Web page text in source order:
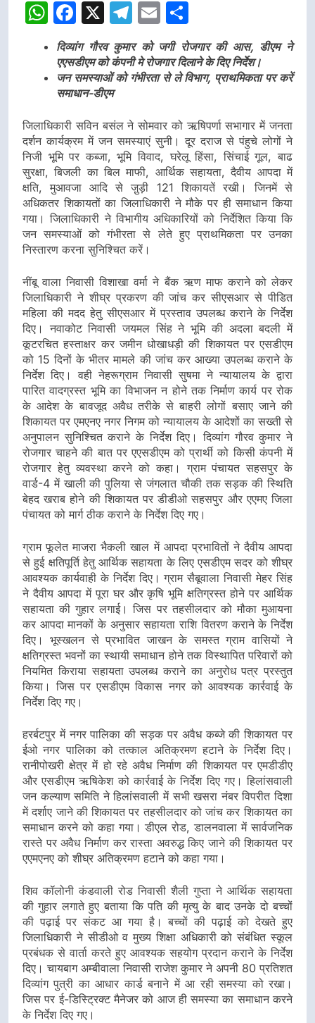
WhatsApp
Facebook
X Telegram
Email
दिव्यांग गौरव कुमार को जगी रोजगार की आस, डीएम ने
एएसडीएम को कंपनी मे रोजगार दिलाने के दिए निर्देश।
जन समस्याओं को गंभीरता से ले विभाग, प्राथमिकता पर करें
समाधान-डीएम
जिलाधिकारी सविन बसंल ने सोमवार को ऋषिपर्णा सभागार में जनता
दर्शन कार्यक्रम में जन समस्याएं सुनी। दूर दराज से पंहुचे लोगों ने
निजी भूमि पर कब्जा, भूमि विवाद, घरेलू हिंसा, सिंचाई गूल, बाढ
सुरक्षा, बिजली का बिल माफी, आर्थिक सहायता, दैवीय आपदा में
क्षति, मुआवजा आदि से जु़ड़ी 121 शिकायतें रखी। जिनमें से
अधिकतर शिकायतों का जिलाधिकारी ने मौके पर ही समाधान किया
गया। जिलाधिकारी ने विभागीय अधिकारियों को निर्देशित किया कि
जन समस्याओं को गंभीरता से लेते हुए प्राथमिकता पर उनका
निस्तारण करना सुनिश्चित करें।
नींबू वाला निवासी विशाखा वर्मा ने बैंक ऋण माफ कराने को लेकर
जिलाधिकारी ने शीघ्र प्रकरण की जांच कर सीएसआर से पीडित
महिला की मदद हेतु सीएसआर में प्रस्ताव उपलब्ध कराने के निर्देश
दिए। नवाकोट निवासी जयमल सिंह ने भूमि की अदला बदली में
कूटरचित हस्ताक्षर कर जमीन धोखाधड़ी की शिकायत पर एसडीएम
को 15 दिनों के भीतर मामले की जांच कर आख्या उपलब्ध कराने के
निर्देश दिए। वही नेहरूग्राम निवासी सुषमा ने न्यायालय के द्वारा
पारित वादग्रस्त भूमि का विभाजन न होने तक निर्माण कार्य पर रोक
के आदेश के बावजूद अवैध तरीके से बाहरी लोगों बसाए जाने की
शिकायत पर एमएनए नगर निगम को न्यायालय के आदेशों का सख्ती से
अनुपालन सुनिश्चित कराने के निर्देश दिए। दिव्यांग गौरव कुमार ने
रोजगार चाहने की बात पर एएसडीएम को प्रार्थी को किसी कंपनी में
रोजगार हेतु व्यवस्था करने को कहा। ग्राम पंचायत सहसपुर के
वार्ड-4 में खाली की पुलिया से जंगलात चौकी तक सड़क की स्थिति
बेहद खराब होने की शिकायत पर डीडीओ सहसपुर और एएमए जिला
पंचायत को मार्ग ठीक कराने के निर्देश दिए गए।
ग्राम फूलेत माजरा भैकली खाल में आपदा प्रभावितों ने दैवीय आपदा
से हुई क्षतिपूर्ति हेतु आर्थिक सहायता के लिए एसडीएम सदर को शीघ्र
आवश्यक कार्यवाही के निर्देश दिए। ग्राम सैबूवाला निवासी मेहर सिंह
ने दैवीय आपदा में पूरा घर और कृषि भूमि क्षतिग्रस्त होने पर आर्थिक
सहायता की गुहार लगाई। जिस पर तहसीलदार को मौका मुआयना
कर आपदा मानकों के अनुसार सहायता राशि वितरण कराने के निर्देश
दिए। भूस्खलन से प्रभावित जाखन के समस्त ग्राम वासियों ने
क्षतिग्रस्त भवनों का स्थायी समाधान होने तक विस्थापित परिवारों को
नियमित किराया सहायता उपलब्ध कराने का अनुरोध पत्र प्रस्तुत
किया। जिस पर एसडीएम विकास नगर को आवश्यक कार्रवाई के
निर्देश दिए गए।
हरर्बटपुर में नगर पालिका की सड़क पर अवैध कब्जे की शिकायत पर
ईओ नगर पालिका को तत्काल अतिक्रमण हटाने के निर्देश दिए।
रानीपोखरी क्षेत्र में हो रहे अवैध निर्माण की शिकायत पर एमडीडीए
और एसडीएम ऋषिकेश को कार्रवाई के निर्देश दिए गए। हिलांसवाली
जन कल्याण समिति ने हिलांसवाली में सभी खसरा नंबर विपरीत दिशा
में दर्शाए जाने की शिकायत पर तहसीलदार को जांच कर शिकायत का
समाधान करने को कहा गया। डीएल रोड, डालनवाला में सार्वजनिक
रास्ते पर अवैध निर्माण कर रास्ता अवरुद्ध किए जाने की शिकायत पर
एएमएनए को शीघ्र अतिक्रमण हटाने को कहा गया।
शिव कॉलोनी कंडवाली रोड निवासी शैली गुप्ता ने आर्थिक सहायता
की गुहार लगाते हुए बताया कि पति की मृत्यु के बाद उनके दो बच्चों
की पढ़ाई पर संकट आ गया है। बच्चों की पढ़ाई को देखते हुए
जिलाधिकारी ने सीडीओ व मुख्य शिक्षा अधिकारी को संबंधित स्कूल
प्रबंधक से वार्ता करते हुए आवश्यक सहयोग प्रदान कराने के निर्देश
दिए। चायबाग अम्बीवाला निवासी राजेश कुमार ने अपनी 80 प्रतिशत
दिव्यांग पुत्री का आधार कार्ड बनाने में आ रही समस्या को रखा।
जिस पर ई-डिस्ट्रिक्ट मैनेजर को आज ही समस्या का समाधान करने
के निर्देश दिए गए।